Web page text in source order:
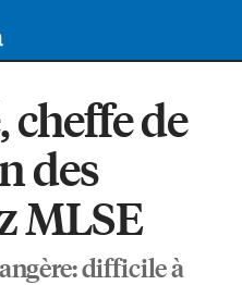
cheffe de
des
MLSE
difficile à